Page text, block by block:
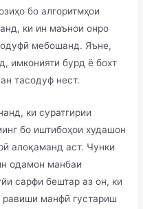
бо алгоритмҳои
ки ин маънои онро
мебошанд. Яъне,
имконияти бурд ё бохт
тасодуф нест.
ки суратгирии
бо иштибоҳои худашон
алоқаманд аст. Чунки
одамон манбаи
сарфи бештар аз он, ки
манфӣ густариш